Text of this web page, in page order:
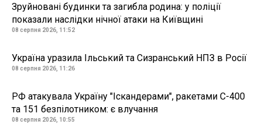
Зруйновані будинки та загибла родина: у поліції
показали наслідки нічної атаки на Київщині
08 серпня 2026, 11:52
Україна уразила Ільський та Сизранський НПЗ в Росії
08 серпня 2026, 11:26
РФ атакувала Україну "Іскандерами", ракетами С-400
та 151 безпілотником: є влучання
08 серпня 2026, 10:55